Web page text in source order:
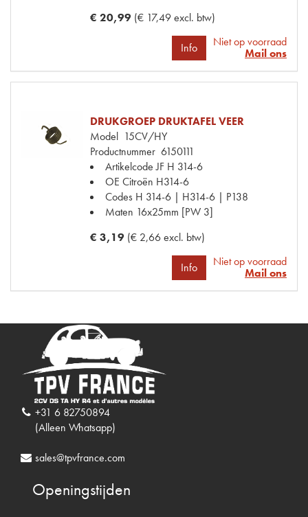
€ 20,99 (€ 17,49 excl. btw)
Info
Niet op voorraad
Mail ons
DRUKGROEP DRUKTAFEL VEER
Model 15CV/HY
Productnummer 6150111
Artikelcode JF H 314-6
OE Citroën H314-6
Codes H 314-6 | H314-6 | P138
Maten 16x25mm [PW 3]
€ 3,19 (€ 2,66 excl. btw)
Info
Niet op voorraad
Mail ons
+31 6 82750894
(Alleen Whatsapp)
sales@tpvfrance.com
Openingstijden